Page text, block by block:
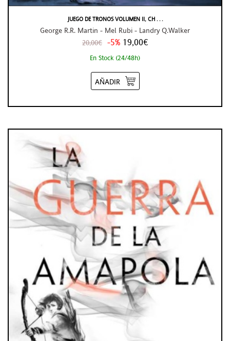
JUEGO DE TRONOS VOLUMEN II, CH . . .
George R.R. Martin - Mel Rubi - Landry Q.Walker
20,00€ -5% 19,00€
En Stock (24/48h)
AÑADIR